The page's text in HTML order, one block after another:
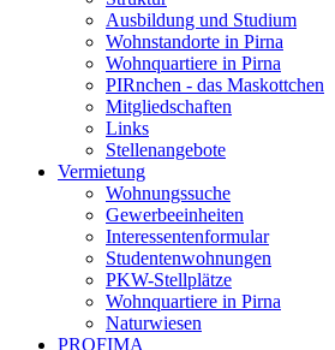
Ausbildung und Studium
Wohnstandorte in Pirna
Wohnquartiere in Pirna
PIRnchen - das Maskottchen
Mitgliedschaften
Links
Stellenangebote
Vermietung
Wohnungssuche
Gewerbeeinheiten
Interessentenformular
Studentenwohnungen
PKW-Stellplätze
Wohnquartiere in Pirna
Naturwiesen
PROFIMA